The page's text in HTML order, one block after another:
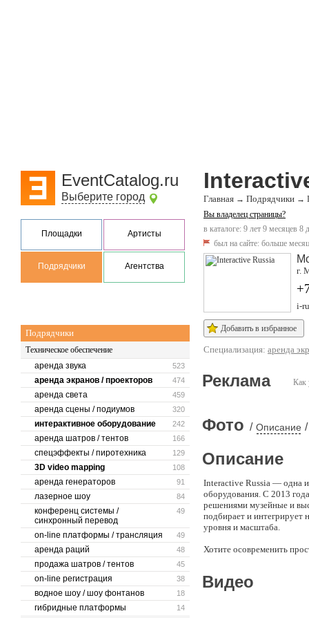
EventCatalog.ru
Выберите город
Площадки Артисты
Подрядчики Агентства
Подрядчики
Техническое обеспечение
523
аренда звука
474
аренда экранов / проекторов
459
аренда света
320
аренда сцены / подиумов
242
интерактивное оборудование
166
аренда шатров / тентов
129
спецэффекты / пиротехника
108
3D video mapping
91
аренда генераторов
84
лазерное шоу
49
конференц системы /
синхронный перевод
49
on-line платформы / трансляция
48
аренда раций
45
продажа шатров / тентов
38
on-line регистрация
18
водное шоу / шоу фонтанов
14
гибридные платформы
Главная → Подрядчики →
Вы владелец страницы?
в каталоге: 9 лет 9 месяцев 8
был на сайте: больше
г.
i-
Добавить в избранное
Специализация: аренда
Как
Реклама
Фото / Описание /
Описание
Interactive Russia — одна
оборудования. С 2013
решениями музейные и
подбирает и интегрирует
уровня и масштаба.
Хотите осовременить
Видео